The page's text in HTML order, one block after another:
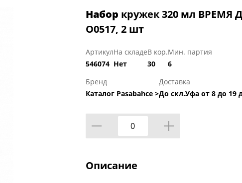
Набор кружек 320 мл ВРЕМЯ
O0517, 2 шт
Артикул
546074
На складе
Нет
В кор.
30
Мин. партия
6
Бренд
Каталог Pasabahce >
Доставка
До скл.Уфа от 8 до 19
Описание